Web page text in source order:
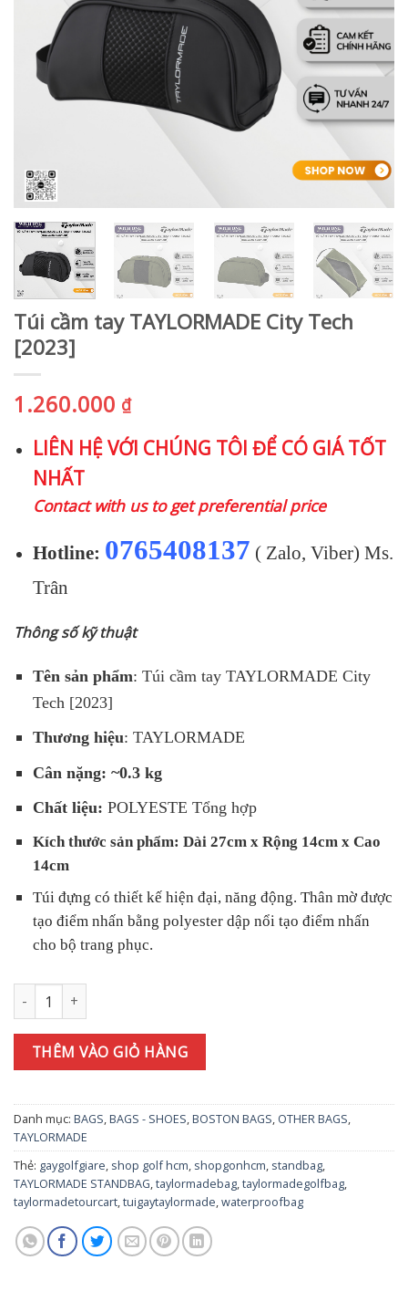
Túi cầm tay TAYLORMADE City Tech
[2023]
1.260.000 ₫
LIÊN HỆ VỚI CHÚNG TÔI ĐỂ CÓ GIÁ TỐT
NHẤT
Contact with us to get preferential price
Hotline: 0765408137 ( Zalo, Viber) Ms.
Trân
Thông số kỹ thuật
Tên sản phẩm: Túi cầm tay TAYLORMADE City
Tech [2023]
Thương hiệu: TAYLORMADE
Cân nặng: ~0.3 kg
Chất liệu: POLYESTE Tổng hợp
Kích thước sản phẩm: Dài 27cm x Rộng 14cm x Cao
14cm
Túi đựng có thiết kế hiện đại, năng động. Thân mờ được
tạo điểm nhấn bằng polyester dập nổi tạo điểm nhấn
cho bộ trang phục.
THÊM VÀO GIỎ HÀNG
Danh mục: BAGS,BAGS - SHOES,BOSTON BAGS, OTHER BAGS,
TAYLORMADE
Thẻ: gaygolfgiare, shop golf hcm, shopgonhcm, standbag,
TAYLORMADE STANDBAG,taylormadebag,taylormadegolfbag,
taylormadetourcart,tuigaytaylormade,waterproofbag